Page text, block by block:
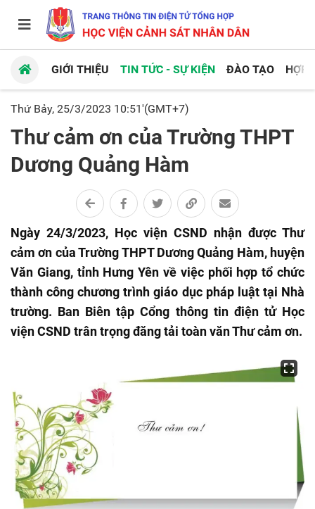
GIỚI THIỆU TIN TỨC - SỰ KIỆN ĐÀO TẠO HỢP
Thứ Bảy, 25/3/2023 10:51'(GMT+7)
Thư cảm ơn của Trường THPT
Dương Quảng Hàm
Ngày 24/3/2023, Học viện CSND nhận được Thư
cảm ơn của Trường THPT Dương Quảng Hàm, huyện
Văn Giang, tỉnh Hưng Yên về việc phối hợp tổ chức
thành công chương trình giáo dục pháp luật tại Nhà
trường. Ban Biên tập Cổng thông tin điện tử Học
viện CSND trân trọng đăng tải toàn văn Thư cảm ơn.